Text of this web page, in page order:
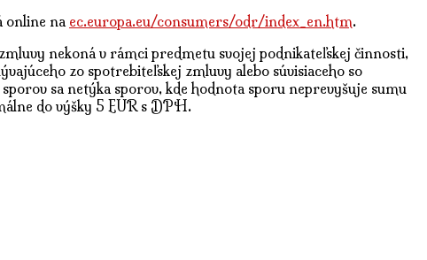
online na ec.europa.eu/consumers/odr/index_en.htm.
nekoná v rámci predmetu svojej podnikateľskej činnosti,
zo spotrebiteľskej zmluvy alebo súvisiaceho so
sa netýka sporov, kde hodnota sporu neprevyšuje sumu
do výšky 5 EUR s DPH.